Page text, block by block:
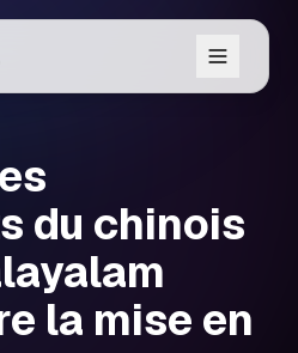
du chinois
la mise en